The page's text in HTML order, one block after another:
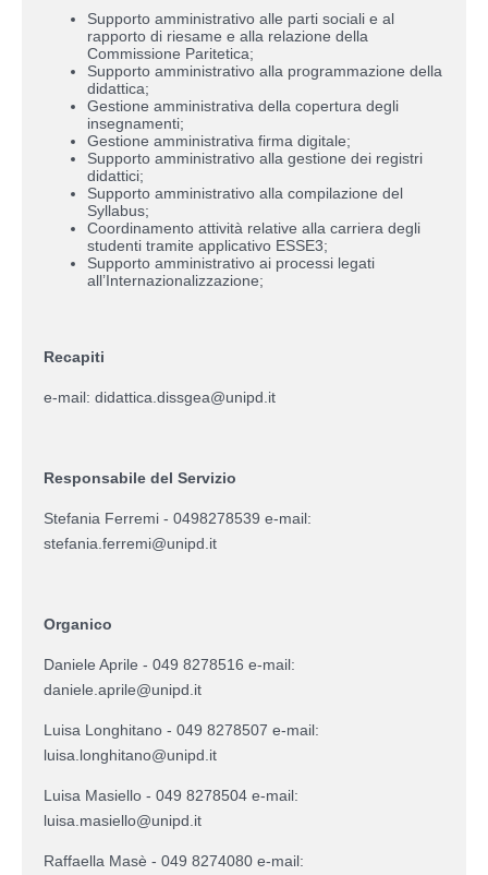
Supporto amministrativo alle parti sociali e al
rapporto di riesame e alla relazione della
Commissione Paritetica;
Supporto amministrativo alla programmazione della
didattica;
Gestione amministrativa della copertura degli
insegnamenti;
Gestione amministrativa firma digitale;
Supporto amministrativo alla gestione dei registri
didattici;
Supporto amministrativo alla compilazione del
Syllabus;
Coordinamento attività relative alla carriera degli
studenti tramite applicativo ESSE3;
Supporto amministrativo ai processi legati
all’Internazionalizzazione;
Recapiti
e-mail: didattica.dissgea@unipd.it
Responsabile del Servizio
Stefania Ferremi - 0498278539 e-mail:
stefania.ferremi@unipd.it
Organico
Daniele Aprile - 049 8278516 e-mail:
daniele.aprile@unipd.it
Luisa Longhitano - 049 8278507 e-mail:
luisa.longhitano@unipd.it
Luisa Masiello - 049 8278504 e-mail:
luisa.masiello@unipd.it
Raffaella Masè - 049 8274080 e-mail: